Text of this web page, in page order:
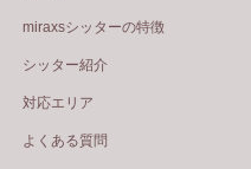
miraxsシッターの特徴
シッター紹介
対応エリア
よくある質問